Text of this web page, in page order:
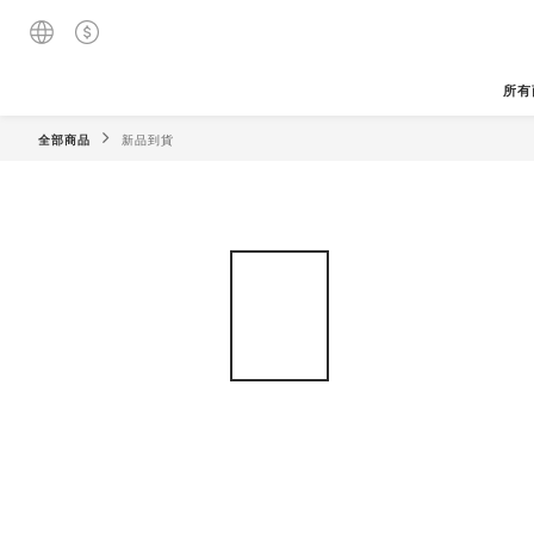
所
全部商品 新品到貨